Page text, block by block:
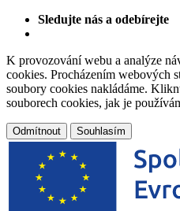
Sledujte nás a odebírejte
K provozování webu a analýze
cookies. Procházením webových
soubory cookies nakládáme.
souborech cookies, jak je
Odmítnout Souhlasím